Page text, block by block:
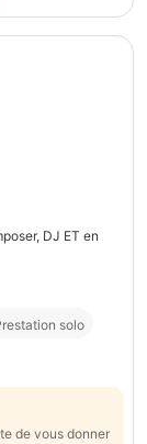
DJ ET en
solo
de vous donner